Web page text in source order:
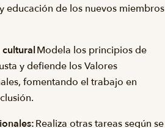
educación de los nuevos miembros
Modela los principios de
y defiende los Valores
fomentando el trabajo en
Realiza otras tareas según se